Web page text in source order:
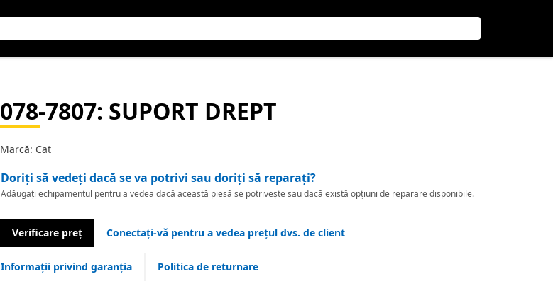
078-7807: SUPORT DREPT
Marcă: Cat
Doriți să vedeți dacă se va potrivi sau doriți să reparați?
Adăugați echipamentul pentru a vedea dacă această piesă se potrivește sau dacă există opțiuni de reparare disponibile.
Verificare preț Conectați-vă pentru a vedea prețul dvs. de client
Informații privind garanția Politica de returnare